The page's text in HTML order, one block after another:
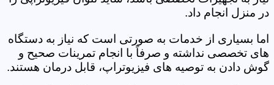
در منزل انجام داد.
اما بسیاری از خدمات به صورتی است که نیاز به دستگاه
های تخصصی نداشته و صرفاً با انجام تمرینات صحیح و
گوش دادن به توصیه های فیزیوتراپ، قابل درمان هستند.